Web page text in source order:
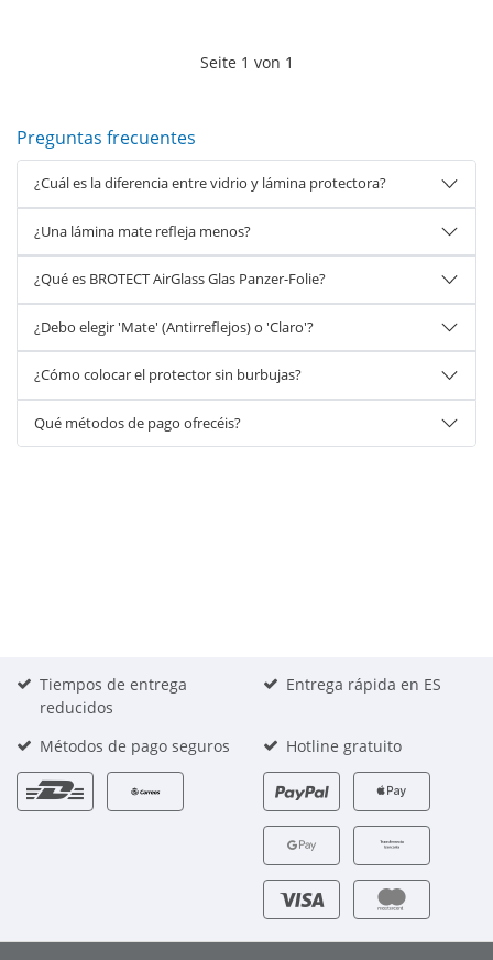
Seite 1 von 1
Preguntas frecuentes
¿Cuál es la diferencia entre vidrio y lámina protectora?
¿Una lámina mate refleja menos?
¿Qué es BROTECT AirGlass Glas Panzer-Folie?
¿Debo elegir 'Mate' (Antirreflejos) o 'Claro'?
¿Cómo colocar el protector sin burbujas?
Qué métodos de pago ofrecéis?
Tiempos de entrega
reducidos
Entrega rápida en ES
Métodos de pago seguros Hotline gratuito